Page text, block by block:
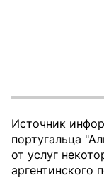
Источник
португальца
от услуг
аргентинского